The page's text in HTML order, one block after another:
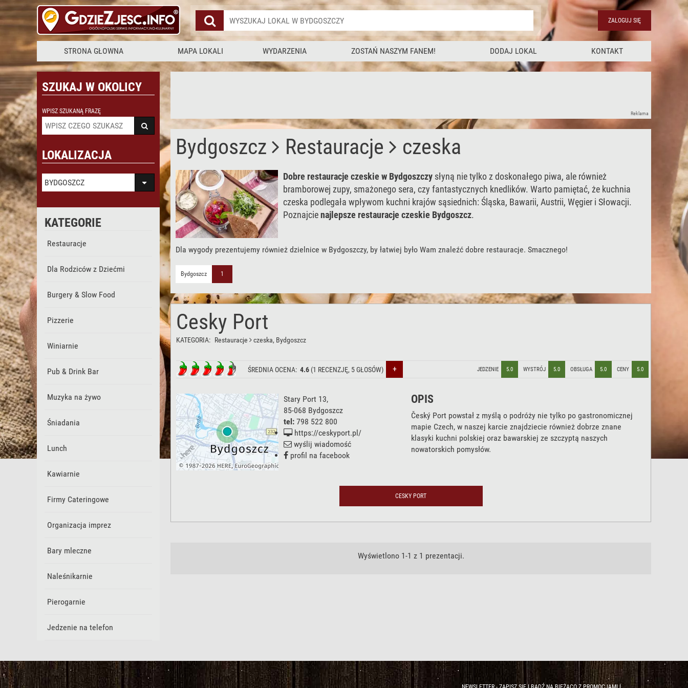
ZALOGUJ SIĘ
STRONA GŁOWNA MAPA LOKALI WYDARZENIA ZOSTAŃ NASZYM FANEM! DODAJ LOKAL KONTAKT
SZUKAJ W OKOLICY
WPISZ SZUKANĄ FRAZĘ
LOKALIZACJA
BYDGOSZCZ
KATEGORIE
Restauracje
Dla Rodziców z Dziećmi
Burgery & Slow Food
Pizzerie
Winiarnie
Pub & Drink Bar
Muzyka na żywo
Śniadania
Lunch
Kawiarnie
Firmy Cateringowe
Organizacja imprez
Bary mleczne
Naleśnikarnie
Pierogarnie
Jedzenie na telefon
Reklama
Bydgoszcz Restauracje czeska
Dobre restauracje czeskie w Bydgoszczy słyną nie tylko z doskonałego piwa, ale również
bramborowej zupy, smażonego sera, czy fantastycznych knedlików. Warto pamiętać, że kuchnia
czeska podlegała wpływom kuchni krajów sąsiednich: Śląska, Bawarii, Austrii, Węgier i Słowacji.
Poznajcienajlepsze restauracje czeskie Bydgoszcz.
Dla wygody prezentujemy również dzielnice w Bydgoszczy, by łatwiej było Wam znaleźć dobre restauracje. Smacznego!
Bydgoszcz 1
Cesky Port
KATEGORIA: Restauracje czeska, Bydgoszcz
ŚREDNIA OCENA: 4.6 (1 RECENZJĘ, 5GŁOSÓW) + JEDZENIE 5.0 WYSTRÓJ 5.0 OBSŁUGA 5.0 CENY 5.0
Stary Port 13,
85-068 Bydgoszcz
tel: 798 522 800
https://ceskyport.pl/
wyślij wiadomość
profil na facebook
OPIS
Český Port powstał z myślą o podróży nie tylko po gastronomicznej
mapie Czech, w naszej karcie znajdziecie również dobrze znane
klasyki kuchni polskiej oraz bawarskiej ze szczyptą naszych
nowatorskich pomysłów.
CESKY PORT
Wyświetlono 1-1 z 1 prezentacji.